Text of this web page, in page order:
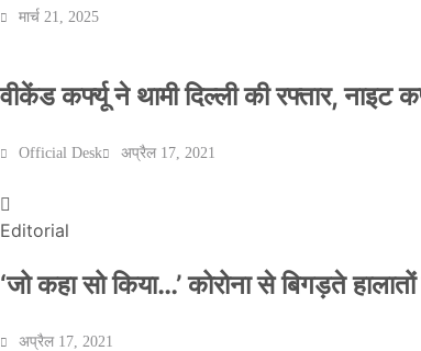
मार्च 21, 2025
वीकेंड कर्फ्यू ने थामी दिल्ली की रफ्तार, नाइट
Official Desk अप्रैल 17, 2021
Editorial
‘जो कहा सो किया…’ कोरोना से बिगड़ते
अप्रैल 17, 2021